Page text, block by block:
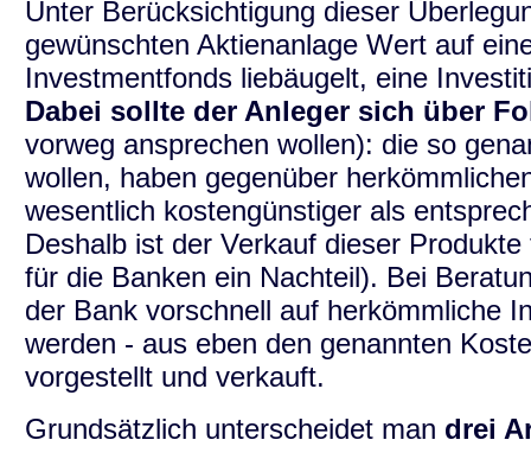
Unter Berücksichtigung dieser
gewünschten Aktienanlage Wert auf
Investmentfonds liebäugelt, eine
Dabei sollte der Anleger sich über
vorweg ansprechen wollen): die so
wollen, haben gegenüber
wesentlich kostengünstiger als
Deshalb ist der Verkauf dieser
für die Banken ein Nachteil). Bei
der Bank vorschnell auf herkömmliche
werden - aus eben den genannten
vorgestellt und verkauft.
Grundsätzlich unterscheidet man drei